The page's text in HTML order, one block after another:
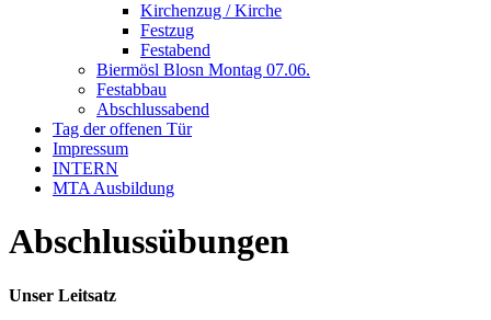
Kirchenzug / Kirche
Festzug
Festabend
Biermösl Blosn Montag 07.06.
Festabbau
Abschlussabend
Tag der offenen Tür
Impressum
INTERN
MTA Ausbildung
Abschlussübungen
Unser Leitsatz